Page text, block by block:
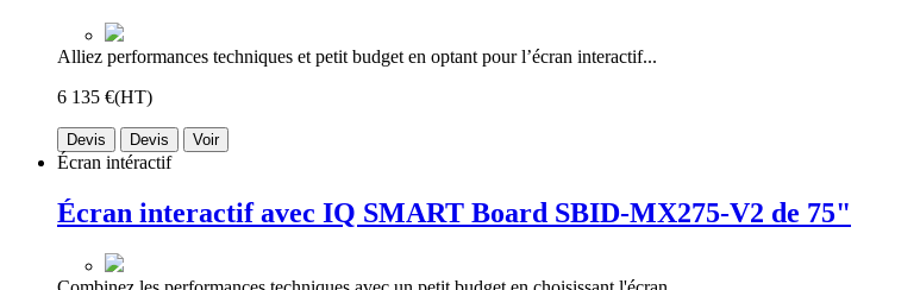
Alliez performances techniques et petit budget en optant pour l’écran interactif...
6 135 €(HT)
Devis Devis Voir
Écran intéractif
Écran interactif avec IQ SMART Board SBID-MX275-V2 de 75"